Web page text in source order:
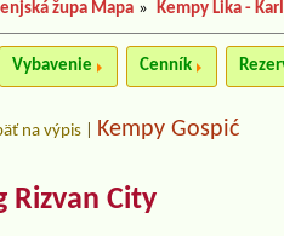
župa Mapa » Kempy Lika -
Vybavenie Cenník
na výpis Kempy Gospić
Rizvan City